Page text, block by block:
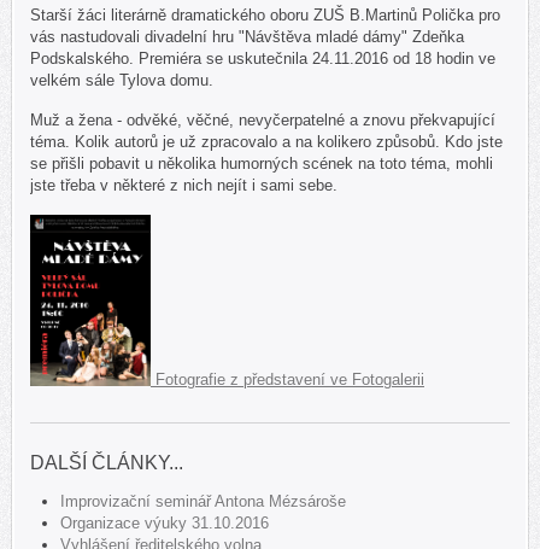
Starší žáci literárně dramatického oboru ZUŠ B.Martinů Polička pro
vás nastudovali divadelní hru "Návštěva mladé dámy" Zdeňka
Podskalského. Premiéra se uskutečnila 24.11.2016 od 18 hodin ve
velkém sále Tylova domu.
Muž a žena - odvěké, věčné, nevyčerpatelné a znovu překvapující
téma. Kolik autorů je už zpracovalo a na kolikero způsobů. Kdo jste
se přišli pobavit u několika humorných scének na toto téma, mohli
jste třeba v některé z nich nejít i sami sebe.
Fotografie z představení ve Fotogalerii
DALŠÍ ČLÁNKY...
Improvizační seminář Antona Mézsároše
Organizace výuky 31.10.2016
Vyhlášení ředitelského volna